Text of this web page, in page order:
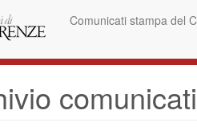
Comunicati stampa del